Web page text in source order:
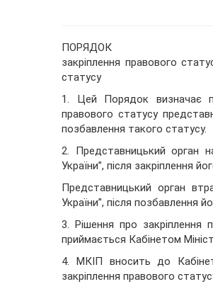
ПОРЯДОК
закріплення правового
статусу
1. Цей Порядок визначає
правового статусу
позбавлення такого статусу.
2. Представницький орган
України”, після закріплення
Представницький орган
України”, після позбавлення
3. Рішення про закріплення
приймається Кабінетом
4. МКІП вносить до
закріплення правового